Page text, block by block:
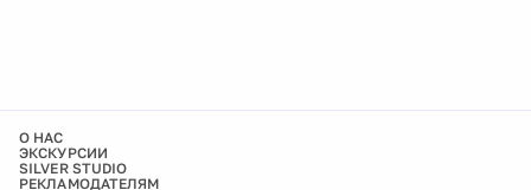
О НАС
ЭКСКУРСИИ
SILVER STUDIO
РЕКЛАМОДАТЕЛЯМ